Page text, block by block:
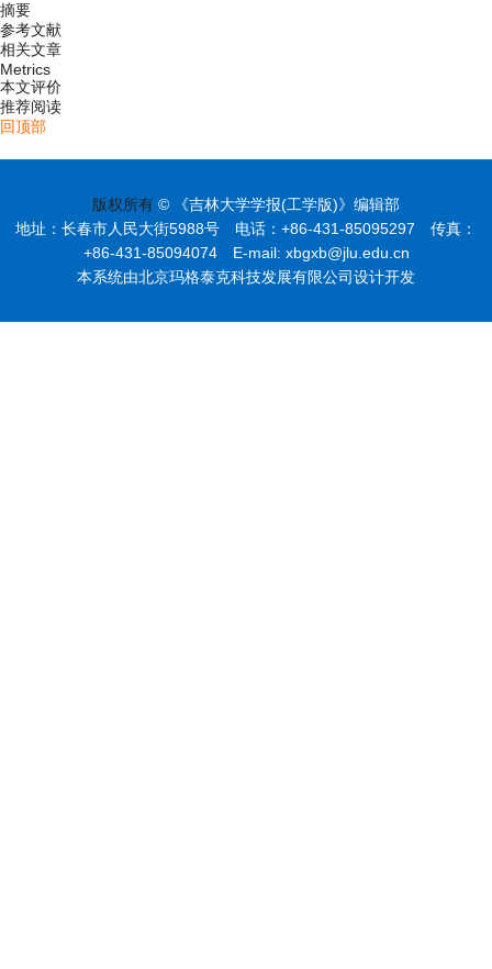
摘要
参考文献
相关文章
Metrics
本文评价
推荐阅读
回顶部
版权所有 © 《吉林大学学报(工学版)》编辑部
地址：长春市人民大街5988号 电话：+86-431-85095297 传真：
+86-431-85094074 E-mail: xbgxb@jlu.edu.cn
本系统由北京玛格泰克科技发展有限公司设计开发